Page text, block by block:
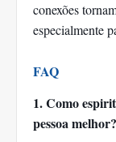
conexões
especialmente
FAQ
1. Como
pessoa melhor?